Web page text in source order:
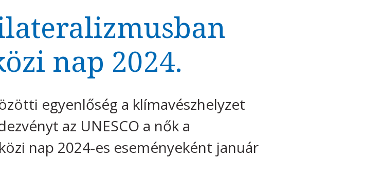
nap 2024.
egyenlőség a klímavészhelyzet
az UNESCO a nők a
nap 2024-es eseményeként január